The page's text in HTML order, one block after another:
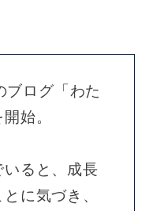
ログ「わた
始。
ると、成長
に気づき、